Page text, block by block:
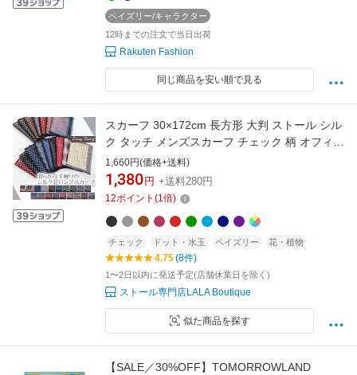
ペイズリー/キャラクター
12時までの注文で当日出荷
Rakuten Fashion
同じ商品を安い順で見る
スカーフ 30×172cm 長方形 大判 ストール シル
ク タッチ メンズスカーフ チェック 柄 オフィス
コーデ 夏 日焼け対策 冷房対策 誕生日 プレゼン
ト ギフト 秋冬 スカーフ 帯揚げ ストール 専門
lala d2 ラッピング不可 scarf mens
1,660円(価格+送料)
1,380 円 +送料280円
12ポイント (1倍)
チェック ドット・水玉 ペイズリー 花・植物
4.75(8件)
1〜2日以内に発送予定(店舗休業日を除く)
ストール専門店LALA Boutique
似た商品を探す
【SALE／30%OFF】TOMORROWLAND